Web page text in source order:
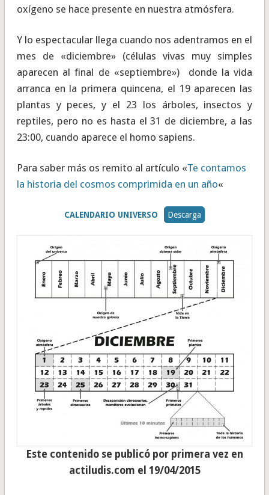
oxígeno se hace presente en nuestra atmósfera.
Y lo espectacular llega cuando nos adentramos en el
mes de «diciembre» (células vivas muy simples
aparecen al final de «septiembre») donde la vida
arranca en la primera quincena, el 19 aparecen las
plantas y peces, y el 23 los árboles, insectos y
reptiles, pero no es hasta el 31 de diciembre, a las
23:00, cuando aparece el homo sapiens.
Para saber más os remito al artículo «Te contamos
la historia del cosmos comprimida en un año«
CALENDARIO UNIVERSO Descarga
Este contenido se publicó por primera vez en
actiludis.com el 19/04/2015